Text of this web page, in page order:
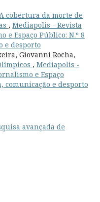
cobertura da morte de
, Mediapolis - Revista
e Espaço Público: N.º 8
e desporto
Giovanni Rocha,
, Mediapolis -
e Espaço
comunicação e desporto
avançada de